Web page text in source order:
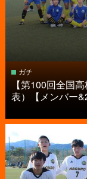
ガチ
【第100回全国
表）【メンバー